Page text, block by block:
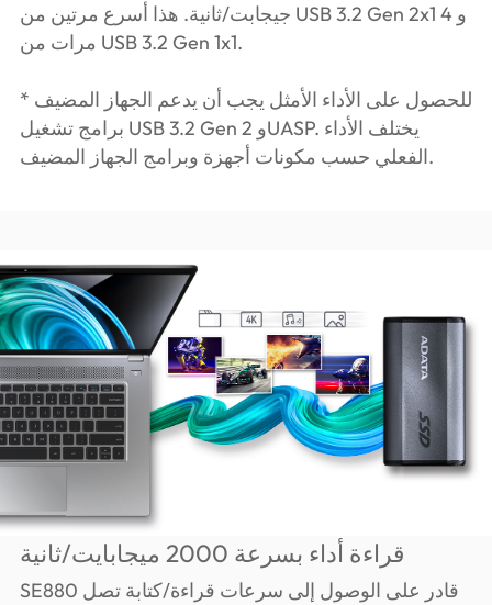
جيجابت/ثانية. هذا أسرع مرتين من USB 3.2 Gen 2x1 و 4
مرات من USB 3.2 Gen 1x1.
* للحصول على الأداء الأمثل يجب أن يدعم الجهاز المضيف
برامج تشغيل USB 3.2 Gen 2 وUASP. يختلف الأداء
الفعلي حسب مكونات أجهزة وبرامج الجهاز المضيف.
قراءة أداء بسرعة 2000 ميجابايت/ثانية
SE880 قادر على الوصول إلى سرعات قراءة/كتابة تصل